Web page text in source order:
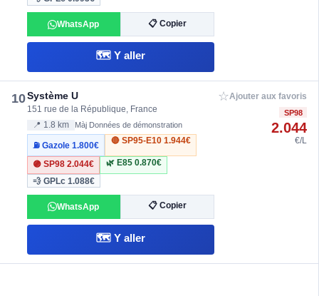
WhatsApp 📋 Copier
🗺️ Y aller
10Système U
151 rue de la République, France
📍 1.8 km Màj Données de démonstration
⛽ Gazole1.800€
🔴 SP95-E10 1.944€
🟣 SP982.044€ 🌿 E85 0.870€
💨 GPLc1.088€
WhatsApp 📋 Copier
🗺️ Y aller
☆Ajouter aux favoris
SP98
2.044
€/L